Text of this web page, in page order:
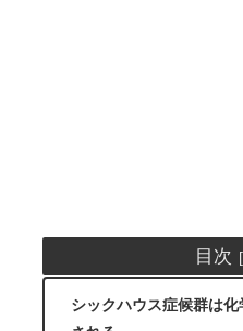
目次
シックハウス症候群は